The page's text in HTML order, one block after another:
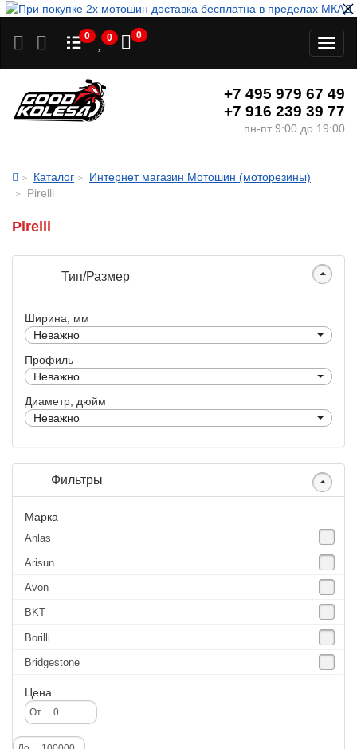
0 0 0
+7 495 979 67 49
+7 916 239 39 77
пн-пт 9:00 до 19:00
Каталог
Интернет магазин Мотошин (моторезины)
Pirelli
Pirelli
Тип/Размер
Ширина, мм
Неважно
Профиль
Неважно
Диаметр, дюйм
Неважно
Фильтры
Марка
Anlas
Arisun
Avon
BKT
Borilli
Bridgestone
Continental
CST
Deestone
Цена
От